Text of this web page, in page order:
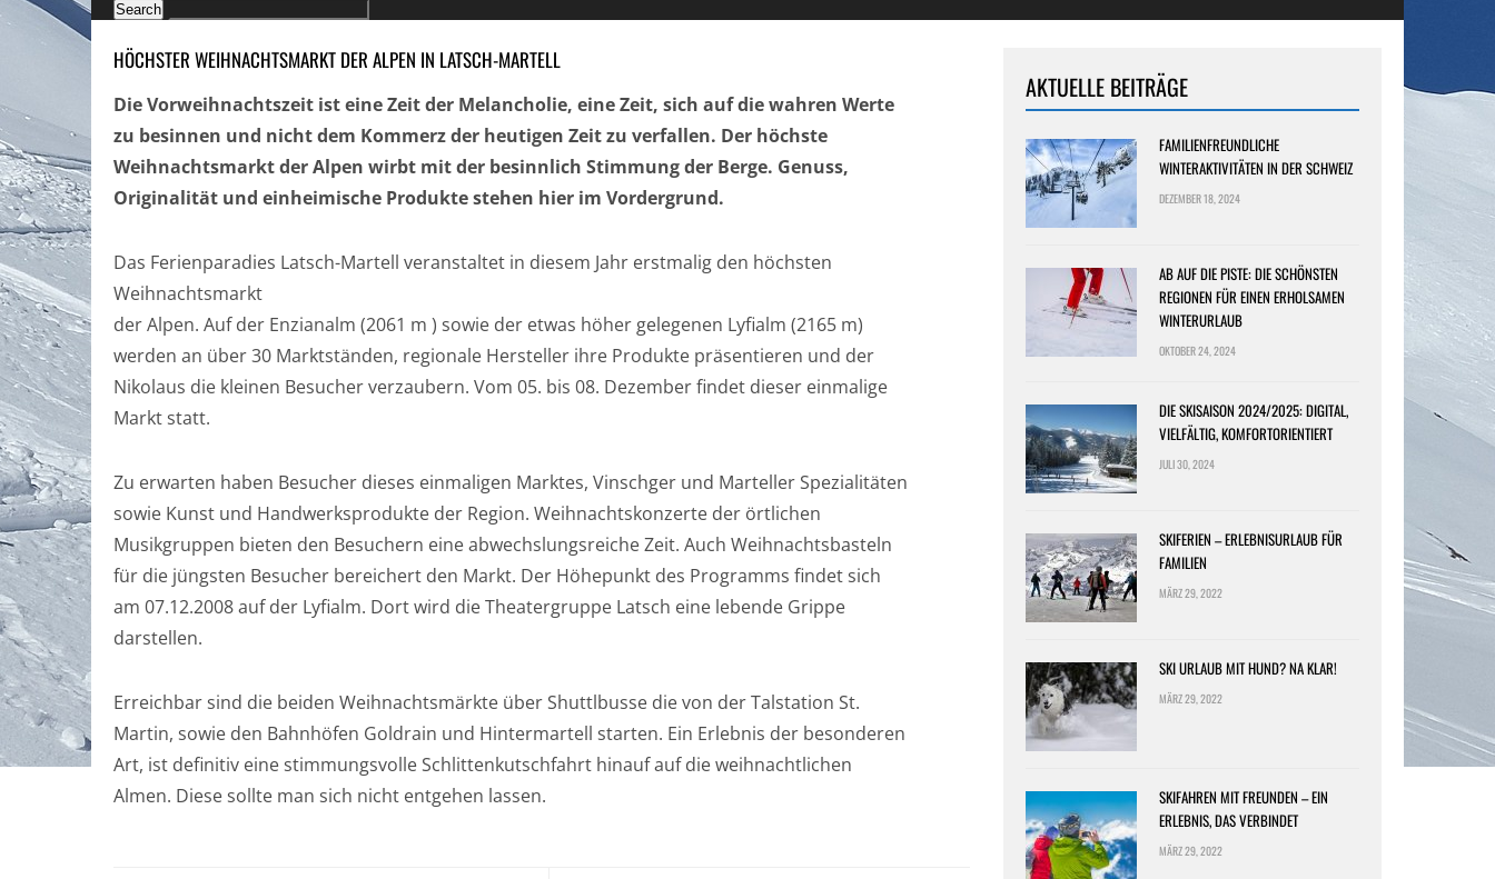
HÖCHSTER WEIHNACHTSMARKT DER ALPEN IN LATSCH-MARTELL
Die Vorweihnachtszeit ist eine Zeit der Melancholie, eine Zeit, sich auf die wahren Werte
zu besinnen und nicht dem Kommerz der heutigen Zeit zu verfallen. Der höchste
Weihnachtsmarkt der Alpen wirbt mit der besinnlich Stimmung der Berge. Genuss,
Originalität und einheimische Produkte stehen hier im Vordergrund.
Das Ferienparadies Latsch-Martell veranstaltet in diesem Jahr erstmalig den höchsten
Weihnachtsmarkt
der Alpen. Auf der Enzianalm (2061 m ) sowie der etwas höher gelegenen Lyfialm (2165 m)
werden an über 30 Marktständen, regionale Hersteller ihre Produkte präsentieren und der
Nikolaus die kleinen Besucher verzaubern. Vom 05. bis 08. Dezember findet dieser einmalige
Markt statt.
Zu erwarten haben Besucher dieses einmaligen Marktes, Vinschger und Marteller Spezialitäten
sowie Kunst und Handwerksprodukte der Region. Weihnachtskonzerte der örtlichen
Musikgruppen bieten den Besuchern eine abwechslungsreiche Zeit. Auch Weihnachtsbasteln
für die jüngsten Besucher bereichert den Markt. Der Höhepunkt des Programms findet sich
am 07.12.2008 auf der Lyfialm. Dort wird die Theatergruppe Latsch eine lebende Grippe
darstellen.
Erreichbar sind die beiden Weihnachtsmärkte über Shuttlbusse die von der Talstation St.
Martin, sowie den Bahnhöfen Goldrain und Hintermartell starten. Ein Erlebnis der besonderen
Art, ist definitiv eine stimmungsvolle Schlittenkutschfahrt hinauf auf die weihnachtlichen
Almen. Diese sollte man sich nicht entgehen lassen.
AKTUELLE BEITRÄGE
FAMILIENFREUNDLICHE
WINTERAKTIVITÄTEN IN DER SCHWEIZ
DEZEMBER 18, 2024
AB AUF DIE PISTE: DIE SCHÖNSTEN
REGIONEN FÜR EINEN ERHOLSAMEN
WINTERURLAUB
OKTOBER 24, 2024
DIE SKISAISON 2024/2025: DIGITAL,
VIELFÄLTIG, KOMFORTORIENTIERT
JULI 30, 2024
SKIFERIEN – ERLEBNISURLAUB FÜR
FAMILIEN
MÄRZ 29, 2022
SKI URLAUB MIT HUND? NA KLAR!
MÄRZ 29, 2022
SKIFAHREN MIT FREUNDEN – EIN
ERLEBNIS, DAS VERBINDET
MÄRZ 29, 2022